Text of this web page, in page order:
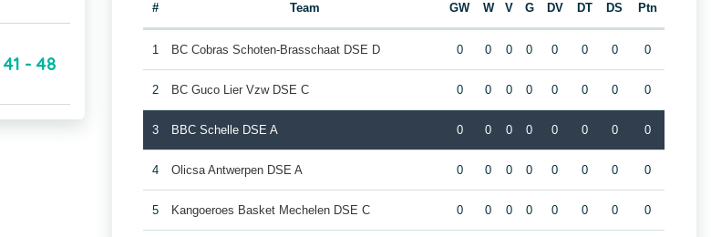
41 - 48
# Team GW W V G DV DT DS Ptn
1 BC Cobras Schoten-Brasschaat DSE D 0 0 0 0 0 0 0 0
2 BC Guco Lier Vzw DSE C 0 0 0 0 0 0 0 0
3 BBC Schelle DSE A 0 0 0 0 0 0 0 0
4 Olicsa Antwerpen DSE A 0 0 0 0 0 0 0 0
5 Kangoeroes Basket Mechelen DSE C 0 0 0 0 0 0 0 0